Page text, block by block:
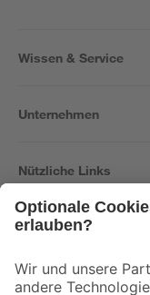
Wissen & Service
Unternehmen
Nützliche Links
Der toom Newsletter: